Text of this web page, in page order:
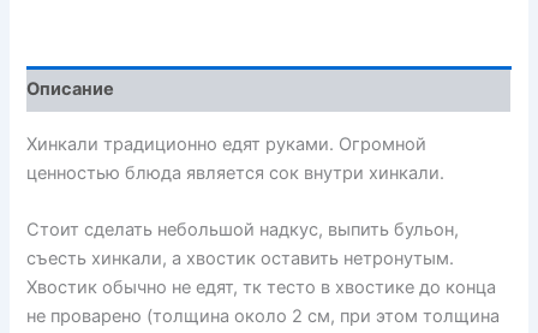
Описание
Хинкали традиционно едят руками. Огромной
ценностью блюда является сок внутри хинкали.
Стоит сделать небольшой надкус, выпить бульон,
съесть хинкали, а хвостик оставить нетронутым.
Хвостик обычно не едят, тк тесто в хвостике до конца
не проварено (толщина около 2 см, при этом толщина